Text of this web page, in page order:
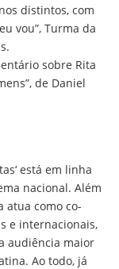
distintos, com
vou”, Turma da
sobre Rita
de Daniel
‘ está em linha
nacional. Além
atua como co-
e internacionais,
audiência maior
Ao todo, já